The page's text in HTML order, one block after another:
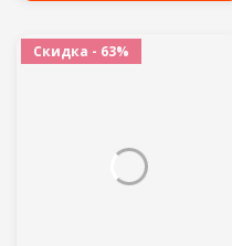
Скидка - 63%